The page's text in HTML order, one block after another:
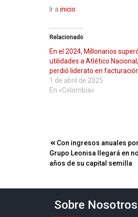
Ir a inicio
Relacionado
En el 2024, Millonarios
utilidades a Atlético
perdió liderato en
1 de abril de 2025
En «Colombia»
Navegación
de
Con ingresos anuales
Grupo Leonisa llegará en
años de su capital semilla
Sobre Nosotros